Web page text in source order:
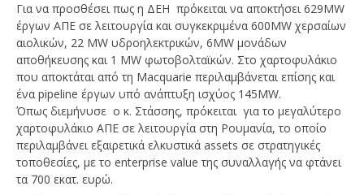
Για να προσθέσει πως η ΔΕΗ πρόκειται να αποκτήσει 629MW
έργων ΑΠΕ σε λειτουργία και συγκεκριμένα 600MW χερσαίων
αιολικών, 22 MW υδροηλεκτρικών, 6MW μονάδων
αποθήκευσης και 1 MW φωτοβολταϊκών. Στο χαρτοφυλάκιο
που αποκτάται από τη Macquarie περιλαμβάνεται επίσης και
ένα pipeline έργων υπό ανάπτυξη ισχύος 145MW.
Όπως διεμήνυσε ο κ. Στάσσης, πρόκειται για το μεγαλύτερο
χαρτοφυλάκιο ΑΠΕ σε λειτουργία στη Ρουμανία, το οποίο
περιλαμβάνει εξαιρετικά ελκυστικά assets σε στρατηγικές
τοποθεσίες, με το enterprise value της συναλλαγής να φτάνει
τα 700 εκατ. ευρώ.